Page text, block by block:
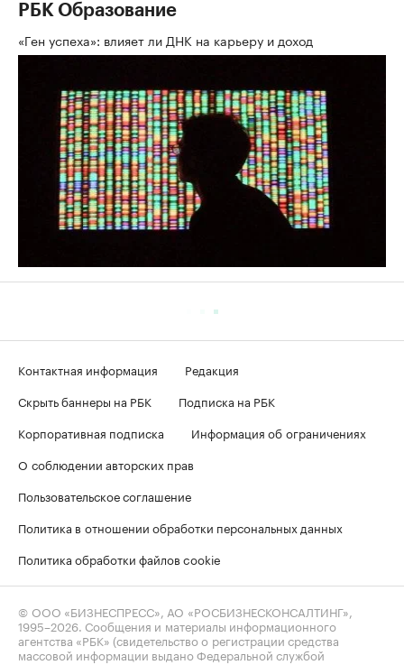
РБК Образование
«Ген успеха»: влияет ли ДНК на карьеру и доход
Контактная информация
Редакция
Скрыть баннеры на РБК
Подписка на РБК
Корпоративная подписка
Информация об ограничениях
О соблюдении авторских прав
Пользовательское соглашение
Политика в отношении обработки персональных данных
Политика обработки файлов cookie
© ООО «БИЗНЕСПРЕСС», АО «РОСБИЗНЕСКОНСАЛТИНГ»,
1995–2026. Сообщения и материалы информационного
агентства «РБК» (свидетельство о регистрации средства
массовой информации выдано Федеральной службой